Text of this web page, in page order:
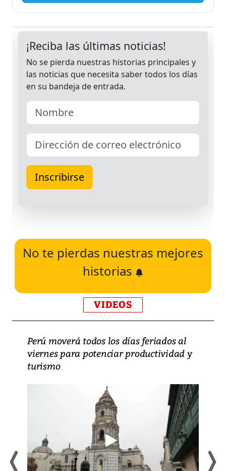
No te pierdas nuestras mejores
historias
VIDEOS
Perú moverá todos los días feriados al
viernes para potenciar productividad y
turismo